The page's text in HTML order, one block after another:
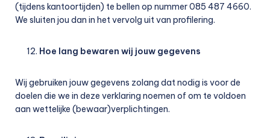
(tijdens kantoortijden) te bellen op nummer 085 487 4660.
We sluiten jou dan in het vervolg uit van profilering.
Hoe lang bewaren wij jouw gegevens
Wij gebruiken jouw gegevens zolang dat nodig is voor de
doelen die we in deze verklaring noemen of om te voldoen
aan wettelijke (bewaar)verplichtingen.